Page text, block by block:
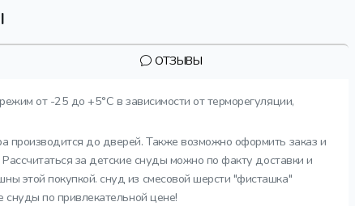
ОТЗЫВЫ
от -25 до +5°C в зависимости от терморегуляции,
производится до дверей. Также возможно оформить заказ и
за детские снуды можно по факту доставки и
этой покупкой. снуд из смесовой шерсти "фисташка"
снуды по привлекательной цене!